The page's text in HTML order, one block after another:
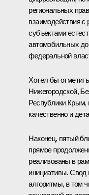
региональных
взаимодействия
субъектами
автомобильных
федеральной
Хотел бы
Нижегородской,
Республики Крым,
качественно и
Наконец, пятый
прямое
реализованы в
инициативы. Свод
алгоритмы, в том